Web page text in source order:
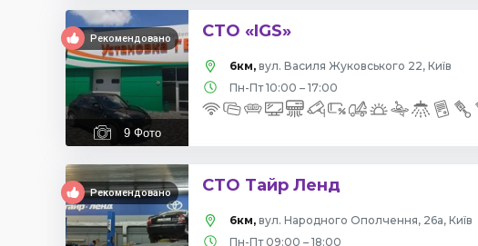
Рекомендовано
9 Фото
СТО «IGS»
6км, вул. Василя Жуковського 22, Київ
Пн-Пт 10:00 – 17:00
Рекомендовано СТО Тайр Ленд
6км, вул. Народного Ополчення, 26а, Київ
Пн-Пт 09:00 – 18:00